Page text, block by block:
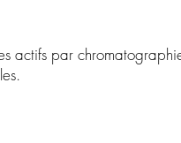
par